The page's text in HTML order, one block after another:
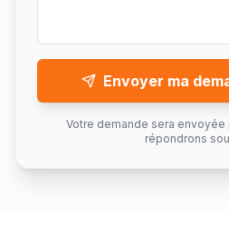
Envoyer ma
Votre demande sera envoyée
répondrons